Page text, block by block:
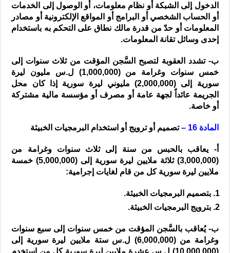
الدخول إلى الشبكة أو نظام معلومات، أو الوصول إلى الخدمات
أو الحساب الشخصي أو البرامج أو المواقع الإلكترونية أو مصادر
المعلومات أو حدّ من قدرة مالك نطاق على التحكم به باستخدام
إحدى وسائل تقانة المعلومات.
ب- تشدد العقوبة لتصبح السَّجن المؤقت من ثلاث سنوات إلى
خمس سنوات وغرامة من (1,000,000) ل.س مليون ليرة
سورية إلى (2,000,000) مليوني ليرة سورية إذا كان محل
الجريمة عائداً لجهة عامة أو مصرف أو مؤسسة مالية مشتركة
أو خاصة.
المادة 16 – تصميم أو ترويج أو استخدام البرمجيات الخبيثة
أ- يعاقب بالحبس من سنة إلى ثلاث سنوات وغرامة من
(3,000,000) ثلاثة ملايين ليرة سورية إلى (5,000,000) خمسة
ملايين ليرة سورية كل من قام لغايات إجرامية:
بتصميم البرمجيات الخبيثة.
بترويج البرمجيات الخبيثة.
ب- يُعاقب بالسَّجن المؤقت من خمس سنوات إلى سبع سنوات
وغرامة من (6,000,000) ل.س ستة ملايين ليرة سورية إلى
(10,000,000) ل.س عشرة ملايين ليرة سورية كل من استخدم